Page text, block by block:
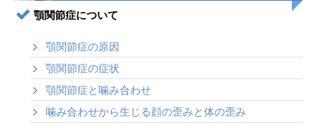
顎関節症について
顎関節症の原因
顎関節症の症状
顎関節症と噛み合わせ
噛み合わせから生じる顔の歪みと体の歪み